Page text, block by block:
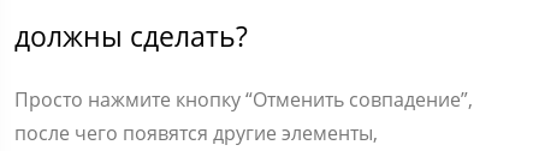
должны сделать?
Просто нажмите кнопку “Отменить совпадение”,
после чего появятся другие элементы,